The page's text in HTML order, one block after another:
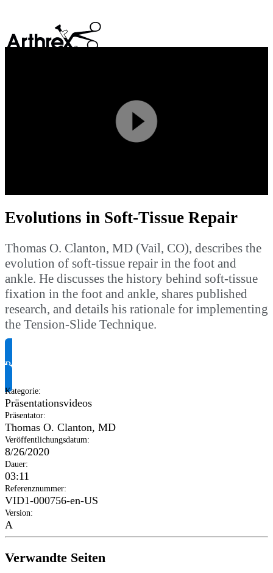
Play
Video
Evolutions in Soft-Tissue Repair
Thomas O. Clanton, MD (Vail, CO), describes the
evolution of soft-tissue repair in the foot and
ankle. He discusses the history behind soft-tissue
fixation in the foot and ankle, shares published
research, and details his rationale for implementing
the Tension-Slide Technique.
Produktinformationen anfragen
Kategorie:
Präsentationsvideos
Präsentator:
Thomas O. Clanton, MD
Veröffentlichungsdatum:
8/26/2020
Dauer:
03:11
Referenznummer:
VID1-000756-en-US
Version:
A
Verwandte Seiten